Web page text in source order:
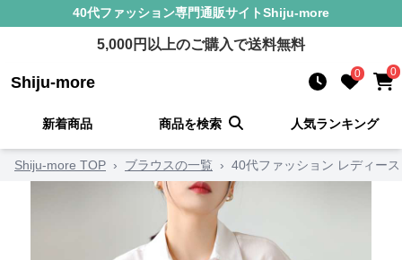
40代ファッション専門通販サイトShiju-more
5,000円以上のご購入で送料無料
Shiju-more 0 0
新着商品 商品を検索 人気ランキング
Shiju-more TOP › ブラウスの一覧 › 40代ファッション レディー